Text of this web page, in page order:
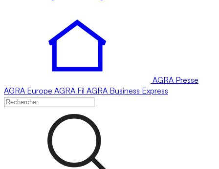
AGRA Presse
AGRA Europe AGRA Fil AGRA Business Express